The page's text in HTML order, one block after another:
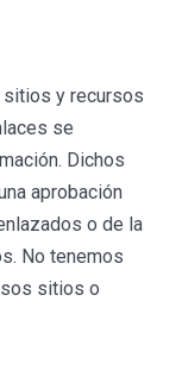
sitios y recursos
se
Dichos
aprobación
o de la
No tenemos
sitios o